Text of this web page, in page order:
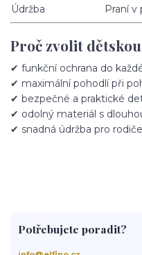
Údržba
Praní v
Proč zvolit
✔ funkční ochrana do
✔ maximální pohodlí při
✔ bezpečné a praktické
✔ odolný materiál s
✔ snadná údržba pro rodiče
Potřebujete poradit?